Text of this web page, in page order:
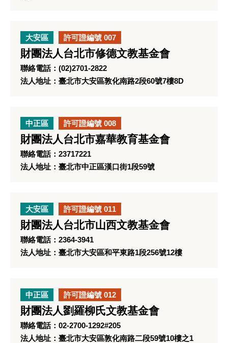
大安區 許可證編號 007
財團法人台北市修德文教基金會
聯絡電話：(02)2701-2822
法人地址：臺北市大安區敦化南路2段60號7樓8D
中正區 許可證編號 008
財團法人台北市嘉華教育基金會
聯絡電話：23717221
法人地址：臺北市中正區漢口街1段59號
大安區 許可證編號 011
財團法人台北市山西文教基金會
聯絡電話：2364-3941
法人地址：臺北市大安區和平東路1段256號12樓
中正區 許可證編號 012
財團法人劉羅柳氏文教基金會
聯絡電話：02-2700-1292#205
法人地址：臺北市大安區敦化南路二段59號10樓之1